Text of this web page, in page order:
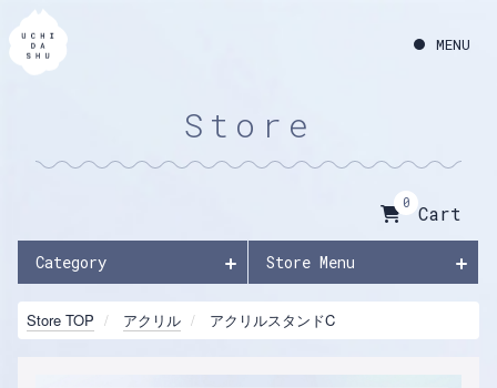
Store
0 Cart
Category Store Menu
Store TOP アクリル アクリルスタンドC